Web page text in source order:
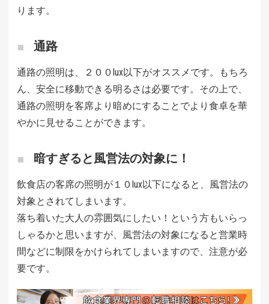
ります。
通路
通路の照明は、２００lux以下がオススメです。もちろ
ん、安全に移動できる明るさは必要です。その上で、
通路の照明を客席より暗めにすることでより食卓を華
やかに見せることができます。
暗すぎると風営法の対象に！
飲食店の客席の照明が１０lux以下になると、風営法の
対象とされてしまいます。
落ち着いた大人の雰囲気にしたい！という方もいらっ
しゃるかと思いますが、風営法の対象になると営業時
間などに制限をかけられてしまいますので、注意が必
要です。